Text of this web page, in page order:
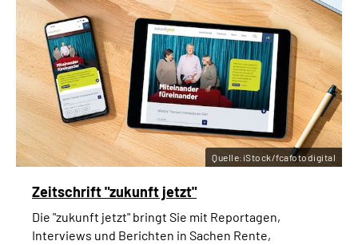
Zeitschrift "zukunft jetzt"
Die "zukunft jetzt" bringt Sie mit Reportagen,
Interviews und Berichten in Sachen Rente,
Quelle:iStock/fcafotodigital